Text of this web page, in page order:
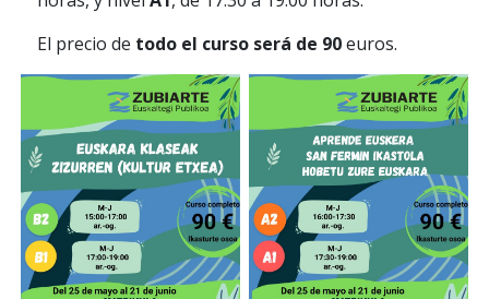
El precio de todo el curso será de 90euros.